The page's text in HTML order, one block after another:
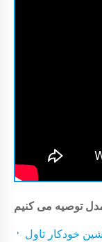
خودکار تاول